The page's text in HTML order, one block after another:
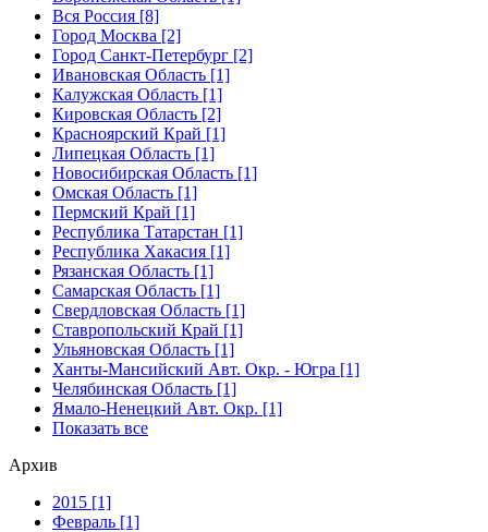
Вся Россия [8]
Город Москва [2]
Город Санкт-Петербург [2]
Ивановская Область [1]
Калужская Область [1]
Кировская Область [2]
Красноярский Край [1]
Липецкая Область [1]
Новосибирская Область [1]
Омская Область [1]
Пермский Край [1]
Республика Татарстан [1]
Республика Хакасия [1]
Рязанская Область [1]
Самарская Область [1]
Свердловская Область [1]
Ставропольский Край [1]
Ульяновская Область [1]
Ханты-Мансийский Авт. Окр. - Югра [1]
Челябинская Область [1]
Ямало-Ненецкий Авт. Окр. [1]
Показать все
Архив
2015 [1]
Февраль [1]